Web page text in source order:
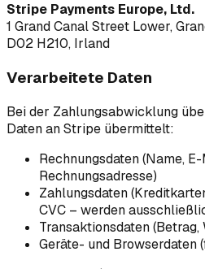
Stripe Payments Europe, Ltd.
1 Grand Canal Street Lower,
D02 H210, Irland
Verarbeitete Daten
Bei der Zahlungsabwicklung
Daten an Stripe übermittelt:
Rechnungsdaten (Name,
Rechnungsadresse)
Zahlungsdaten
CVC – werden
Transaktionsdaten (Betrag,
Geräte- und Browserdaten